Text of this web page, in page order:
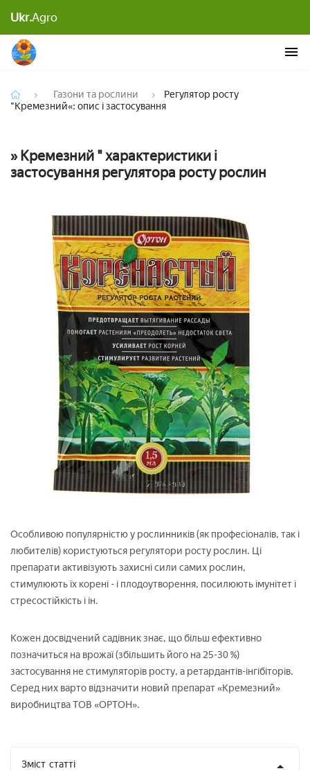
Ukr.Agro
Газони та рослини
Регулятор росту
"Кремезний«: опис і застосування
» Кремезний " характеристики і
застосування регулятора росту рослин
Особливою популярністю у рослинників (як професіоналів, так і
любителів) користуються регулятори росту рослин. Ці
препарати активізують захисні сили самих рослин,
стимулюють їх корені - і плодоутворення, посилюють імунітет і
стресостійкість і ін.
Кожен досвідчений садівник знає, що більш ефективно
позначиться на врожаї (збільшить його на 25-30 %)
застосування не стимуляторів росту, а ретардантів-інгібіторів.
Серед них варто відзначити новий препарат «Кремезний»
виробництва ТОВ «ОРТОН».
Зміст статті